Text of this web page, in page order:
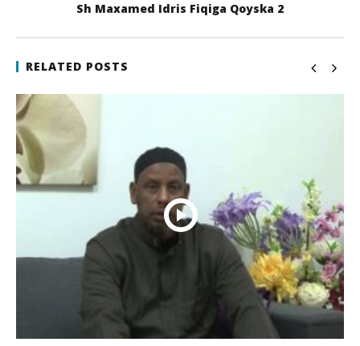
NOW VIEWING
21
2017
qubamedia
Sh Maxamed Idris Fiqiga Qoyska 2
RELATED POSTS